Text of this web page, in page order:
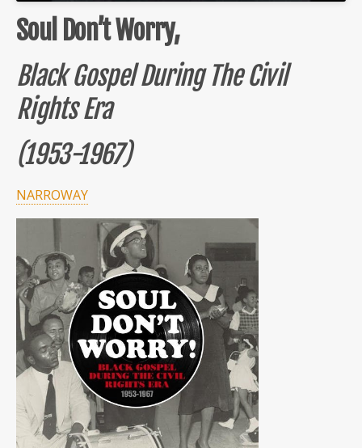
Soul Don’t Worry,
Black Gospel During The Civil
Rights Era
(1953-1967)
NARROWAY